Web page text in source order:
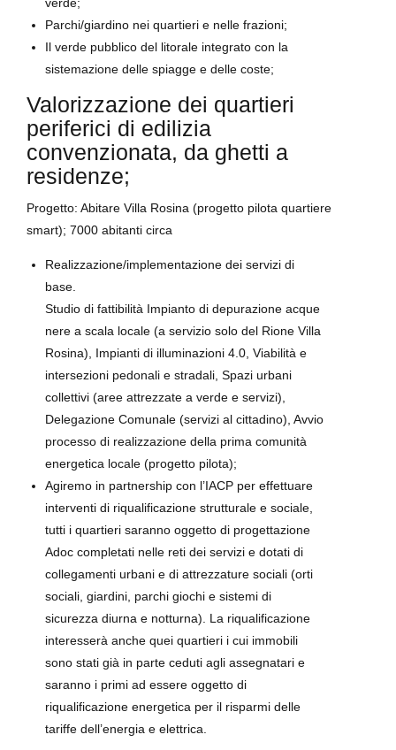
Parchi/giardino nei quartieri e nelle frazioni;
Il verde pubblico del litorale integrato con la
sistemazione delle spiagge e delle coste;
Valorizzazione dei quartieri
periferici di edilizia
convenzionata, da ghetti a
residenze;
Progetto: Abitare Villa Rosina (progetto pilota quartiere
smart); 7000 abitanti circa
Realizzazione/implementazione dei servizi di
base.
Studio di fattibilità Impianto di depurazione acque
nere a scala locale (a servizio solo del Rione Villa
Rosina), Impianti di illuminazioni 4.0, Viabilità e
intersezioni pedonali e stradali, Spazi urbani
collettivi (aree attrezzate a verde e servizi),
Delegazione Comunale (servizi al cittadino), Avvio
processo di realizzazione della prima comunità
energetica locale (progetto pilota);
Agiremo in partnership con l’IACP per effettuare
interventi di riqualificazione strutturale e sociale,
tutti i quartieri saranno oggetto di progettazione
Adoc completati nelle reti dei servizi e dotati di
collegamenti urbani e di attrezzature sociali (orti
sociali, giardini, parchi giochi e sistemi di
sicurezza diurna e notturna). La riqualificazione
interesserà anche quei quartieri i cui immobili
sono stati già in parte ceduti agli assegnatari e
saranno i primi ad essere oggetto di
riqualificazione energetica per il risparmi delle
tariffe dell’energia e elettrica.